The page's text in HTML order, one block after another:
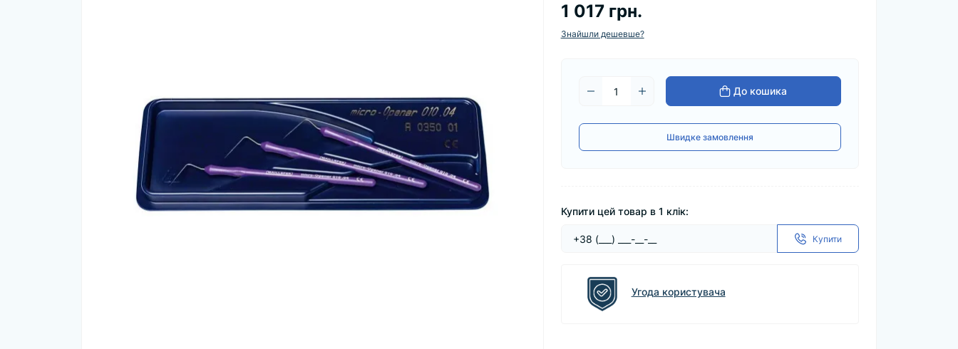
1 017 грн.
Знайшли дешевше?
До кошика
Швидке замовлення
Купити цей товар в 1 клік:
Купити
Угода користувача